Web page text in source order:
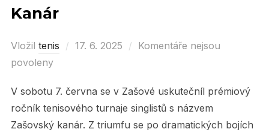
Kanár
Vložil tenis
Posted
17. 6. 2025
Komentáře nejsou
povoleny
V sobotu 7. června se v Zašové uskutečníl prémiový
ročník tenisového turnaje singlistů s názvem
Zašovský kanár. Z triumfu se po dramatických bojích